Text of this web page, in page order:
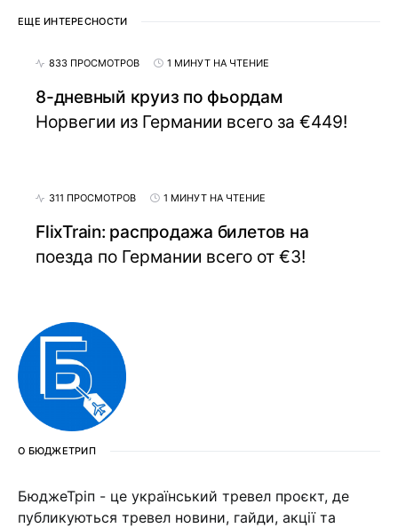
ЕЩЕ ИНТЕРЕСНОСТИ
833 ПРОСМОТРОВ 1 МИНУТ НА ЧТЕНИЕ
8-дневный круиз по фьордам
Норвегии из Германии всего за €449!
311 ПРОСМОТРОВ 1 МИНУТ НА ЧТЕНИЕ
FlixTrain: распродажа билетов на
поезда по Германии всего от €3!
О БЮДЖЕТРИП
БюджеТріп - це український тревел проєкт, де
публикуються тревел новини, гайди, акції та